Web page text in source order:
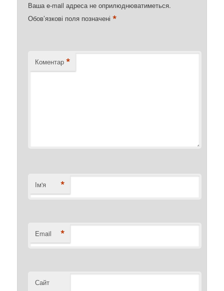
Ваша e-mail адреса не оприлюднюватиметься.
Обов’язкові поля позначені*
Коментар *
Ім'я *
Email *
Сайт